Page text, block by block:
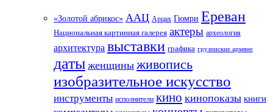
«Золотой абрикос» ААЦ Арцах Гюмри Ереван
Национальная картинная галерея актеры археология
архитектура выставки графика грузинские армяне
даты женщины живопись
изобразительное искусство
инструменты исполнители кино кинопоказы книги